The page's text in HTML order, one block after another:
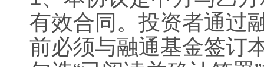
有效合同。投资者通过
前必须与融通基金签订